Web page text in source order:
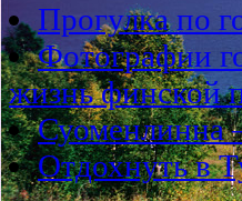
Прогулка по
Фотографии
жизнь финской
Суоменлинна
Отдохнуть в